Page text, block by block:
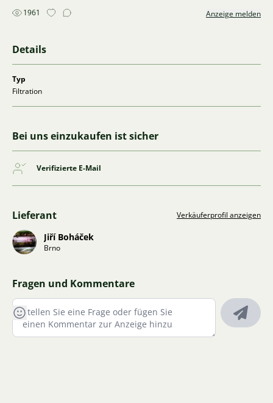
1961 Anzeige melden
Details
Typ
Filtration
Bei uns einzukaufen ist sicher
Verifizierte E-Mail
Lieferant Verkäuferprofil anzeigen
Jiří Boháček
Brno
Fragen und Kommentare